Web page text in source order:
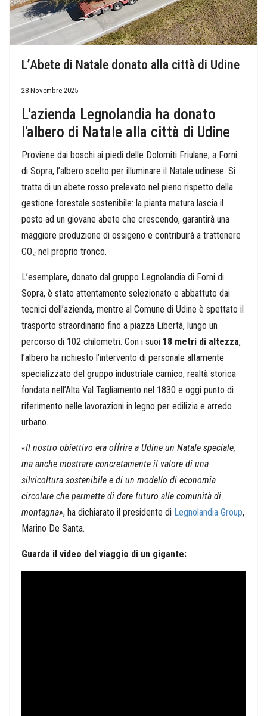
L’Abete di Natale donato alla città di Udine
28 Novembre 2025
L'azienda Legnolandia ha donato
l'albero di Natale alla città di Udine
Proviene dai boschi ai piedi delle Dolomiti Friulane, a Forni
di Sopra, l’albero scelto per illuminare il Natale udinese. Si
tratta di un abete rosso prelevato nel pieno rispetto della
gestione forestale sostenibile: la pianta matura lascia il
posto ad un giovane abete che crescendo, garantirà una
maggiore produzione di ossigeno e contribuirà a trattenere
CO₂ nel proprio tronco.
L’esemplare, donato dal gruppo Legnolandia di Forni di
Sopra, è stato attentamente selezionato e abbattuto dai
tecnici dell’azienda, mentre al Comune di Udine è spettato il
trasporto straordinario fino a piazza Libertà, lungo un
percorso di 102 chilometri. Con i suoi 18 metri di altezza,
l’albero ha richiesto l’intervento di personale altamente
specializzato del gruppo industriale carnico, realtà storica
fondata nell’Alta Val Tagliamento nel 1830 e oggi punto di
riferimento nelle lavorazioni in legno per edilizia e arredo
urbano.
«Il nostro obiettivo era offrire a Udine un Natale speciale,
ma anche mostrare concretamente il valore di una
silvicoltura sostenibile e di un modello di economia
circolare che permette di dare futuro alle comunità di
montagna», ha dichiarato il presidente di Legnolandia Group,
Marino De Santa.
Guarda il video del viaggio di un gigante: